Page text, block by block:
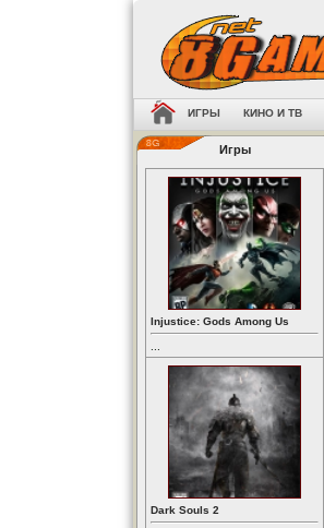
ИГРЫ КИНО И ТВ
Игры
Injustice: Gods Among Us
Dark Souls 2